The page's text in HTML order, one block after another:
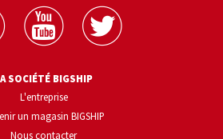
SOCIÉTÉ BIGSHIP
L'entreprise
un magasin BIGSHIP
Nous contacter